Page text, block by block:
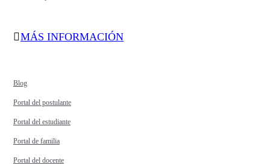
MÁS INFORMACIÓN
Blog
Portal del postulante
Portal del estudiante
Portal de familia
Portal del docente